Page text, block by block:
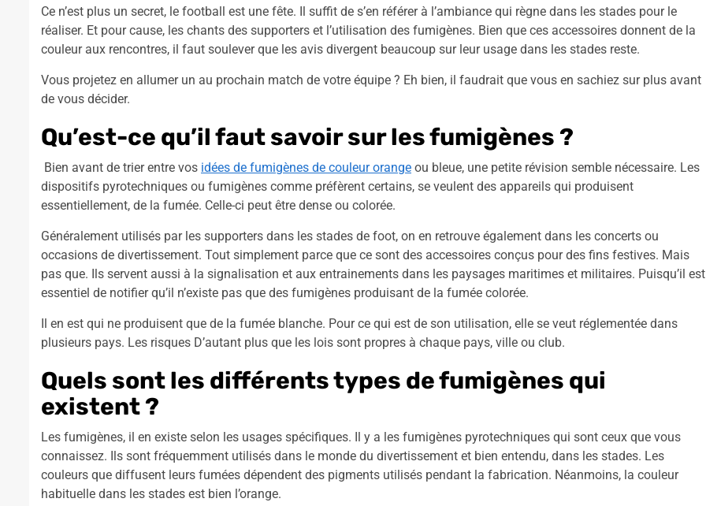
Ce n’est plus un secret, le football est une fête. Il suffit de s’en référer à l’ambiance qui règne dans les stades pour le
réaliser. Et pour cause, les chants des supporters et l’utilisation des fumigènes. Bien que ces accessoires donnent de la
couleur aux rencontres, il faut soulever que les avis divergent beaucoup sur leur usage dans les stades reste.
Vous projetez en allumer un au prochain match de votre équipe ? Eh bien, il faudrait que vous en sachiez sur plus avant
de vous décider.
Qu’est-ce qu’il faut savoir sur les fumigènes ?
Bien avant de trier entre vos idées de fumigènes de couleur orange ou bleue, une petite révision semble nécessaire. Les
dispositifs pyrotechniques ou fumigènes comme préfèrent certains, se veulent des appareils qui produisent
essentiellement, de la fumée. Celle-ci peut être dense ou colorée.
Généralement utilisés par les supporters dans les stades de foot, on en retrouve également dans les concerts ou
occasions de divertissement. Tout simplement parce que ce sont des accessoires conçus pour des fins festives. Mais
pas que. Ils servent aussi à la signalisation et aux entrainements dans les paysages maritimes et militaires. Puisqu’il est
essentiel de notifier qu’il n’existe pas que des fumigènes produisant de la fumée colorée.
Il en est qui ne produisent que de la fumée blanche. Pour ce qui est de son utilisation, elle se veut réglementée dans
plusieurs pays. Les risques D’autant plus que les lois sont propres à chaque pays, ville ou club.
Quels sont les différents types de fumigènes qui
existent ?
Les fumigènes, il en existe selon les usages spécifiques. Il y a les fumigènes pyrotechniques qui sont ceux que vous
connaissez. Ils sont fréquemment utilisés dans le monde du divertissement et bien entendu, dans les stades. Les
couleurs que diffusent leurs fumées dépendent des pigments utilisés pendant la fabrication. Néanmoins, la couleur
habituelle dans les stades est bien l’orange.